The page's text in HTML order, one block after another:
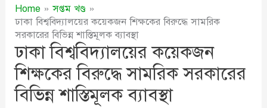
Home
সপ্তম খণ্ড
ঢাকা বিশ্ববিদ্যালয়ের কয়েকজন শিক্ষকের বিরুদ্ধে সামরিক
সরকারের বিভিন্ন শাস্তিমূলক ব্যাবস্থা
ঢাকা বিশ্ববিদ্যালয়ের কয়েকজন
শিক্ষকের বিরুদ্ধে সামরিক সরকারের
বিভিন্ন শাস্তিমূলক ব্যাবস্থা